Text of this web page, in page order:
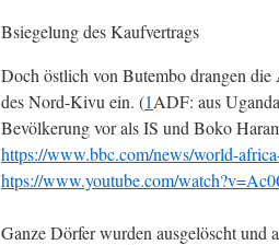
Bsiegelung des Kaufvertrags
Doch östlich von Butembo drangen
des Nord-Kivu ein. (1ADF: aus
Bevölkerung vor als IS und Boko
https://www.bbc.com/news/world-
htps://www.youtube.com/
Ganze Dörfer wurden ausgelöscht und